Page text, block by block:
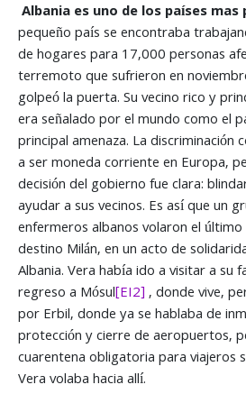
Albania es uno de los países mas
pequeño país se encontraba
de hogares para 17,000 personas
terremoto que sufrieron en
golpeó la puerta. Su vecino rico y
era señalado por el mundo como el
principal amenaza. La discriminación
a ser moneda corriente en Europa,
decisión del gobierno fue clara:
ayudar a sus vecinos. Es así que un
enfermeros albanos volaron el
destino Milán, en un acto de
Albania. Vera había ido a visitar a su
regreso a Mósul[EI2], donde vive,
por Erbil, donde ya se hablaba de
protección y cierre de aeropuertos,
cuarentena obligatoria para viajeros
Vera volaba hacia allí.